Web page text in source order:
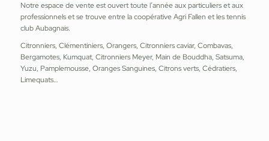
Notre espace de vente est ouvert toute l’année aux particuliers et aux
professionnels et se trouve entre la coopérative Agri Fallen et les tennis
club Aubagnais.
Citronniers, Clémentiniers, Orangers, Citronniers caviar, Combavas,
Bergamotes, Kumquat, Citronniers Meyer, Main de Bouddha, Satsuma,
Yuzu, Pamplemousse, Oranges Sanguines, Citrons verts, Cédratiers,
Limequats…